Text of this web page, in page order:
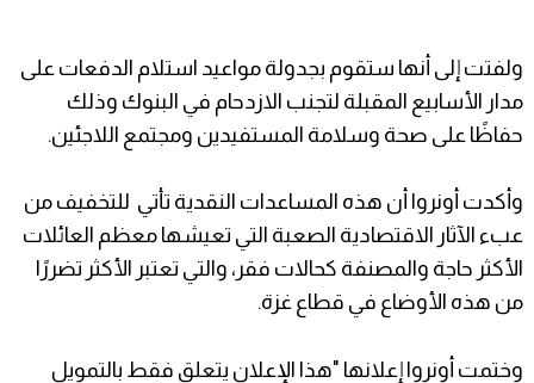
ولفتت إلى أنها ستقوم بجدولة مواعيد استلام الدفعات على
مدار الأسابيع المقبلة لتجنب الازدحام في البنوك وذلك
حفاظًا على صحة وسلامة المستفيدين ومجتمع اللاجئين.
وأكدت أونروا أن هذه المساعدات النقدية تأتي للتخفيف من
عبء الآثار الاقتصادية الصعبة التي تعيشها معظم العائلات
الأكثر حاجة والمصنفة كحالات فقر، والتي تعتبر الأكثر تضررًا
من هذه الأوضاع في قطاع غزة.
وختمت أونروا إعلانها "هذا الإعلان يتعلق فقط بالتمويل